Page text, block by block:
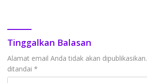
Tinggalkan Balasan
Alamat email Anda tidak akan dipublikasikan.
ditandai *